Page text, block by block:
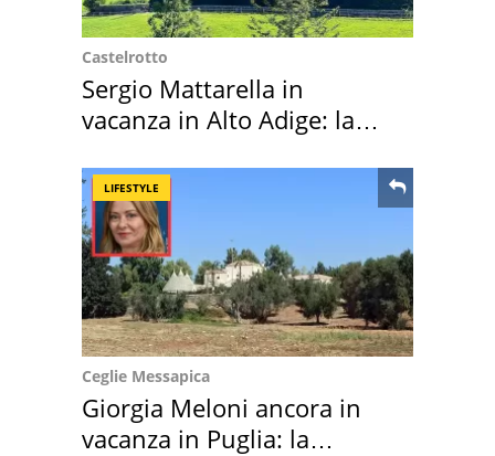
Castelrotto
Sergio Mattarella in
vacanza in Alto Adige: la
LIFESTYLE
Ceglie Messapica
Giorgia Meloni ancora in
vacanza in Puglia: la